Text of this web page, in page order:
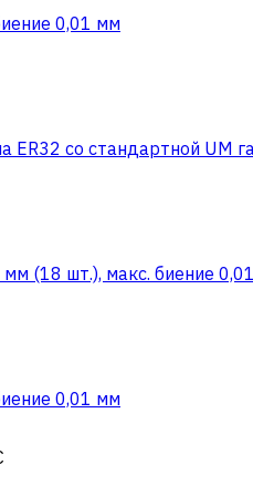
0,01 мм
ER32 со стандартной UM
(18 шт.), макс. биение
0,01 мм